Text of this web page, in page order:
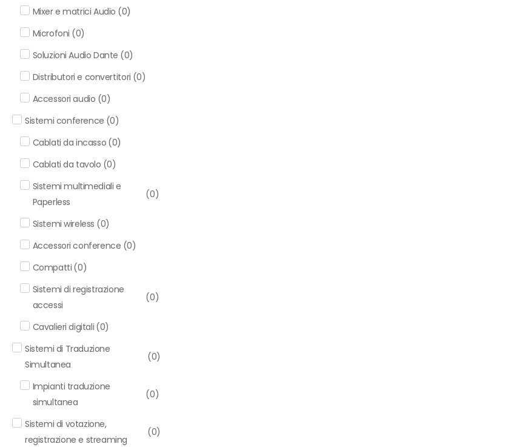
Mixer e matrici Audio (0)
Microfoni (0)
Soluzioni Audio Dante (0)
Distributori e convertitori (0)
Accessori audio (0)
Sistemi conference (0)
Cablati da incasso (0)
Cablati da tavolo (0)
Sistemi multimediali e
Paperless
(0)
Sistemi wireless (0)
Accessori conference (0)
Compatti (0)
Sistemi di registrazione
accessi
(0)
Cavalieri digitali (0)
Sistemi di Traduzione
Simultanea
(0)
Impianti traduzione
simultanea
(0)
Sistemi di votazione,
registrazione e streaming
(0)